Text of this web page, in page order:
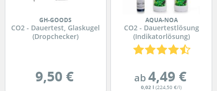
GH-GOODS
CO2 - Dauertest, Glaskugel
(Dropchecker)
9,50 €
AQUA-NOA
CO2 - Dauertestlösung
(Indikatorlösung)
ab4,49 €
0,02 l(224,50 €/l)